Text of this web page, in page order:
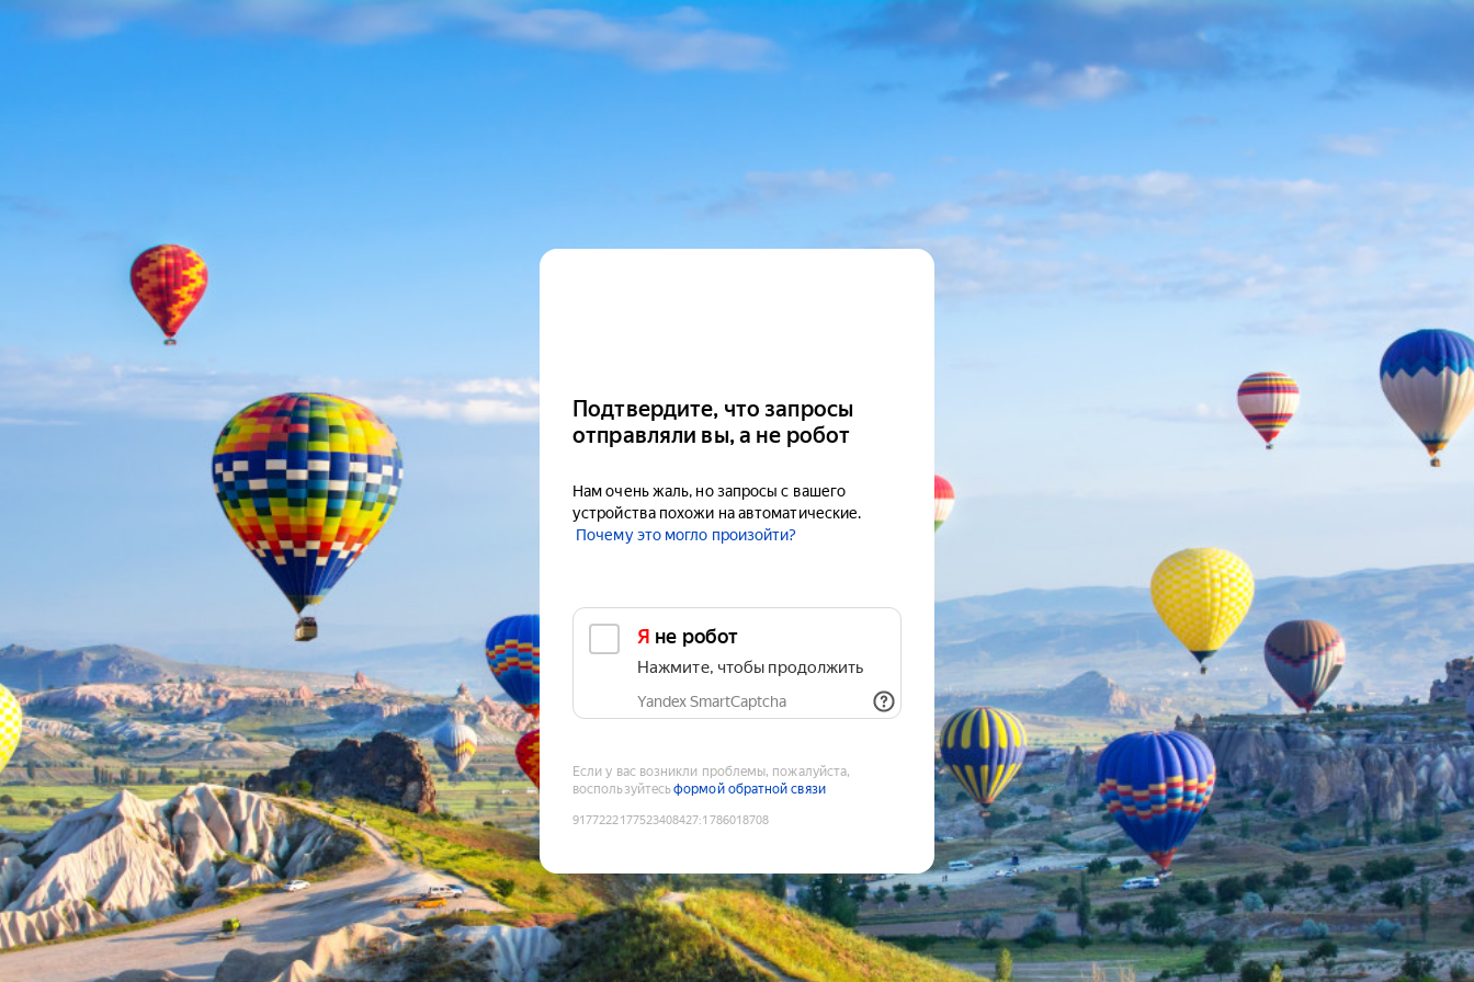
Подтвердите, что запросы
отправляли вы, а не робот
Нам очень жаль, но запросы с вашего
устройства похожи на автоматические.
Почему это могло произойти?
Я не робот
Нажмите, чтобы продолжить
Yandex SmartCaptcha
Если у вас возникли проблемы, пожалуйста,
воспользуйтесьформой обратной связи
9177222177523408427:1786018708